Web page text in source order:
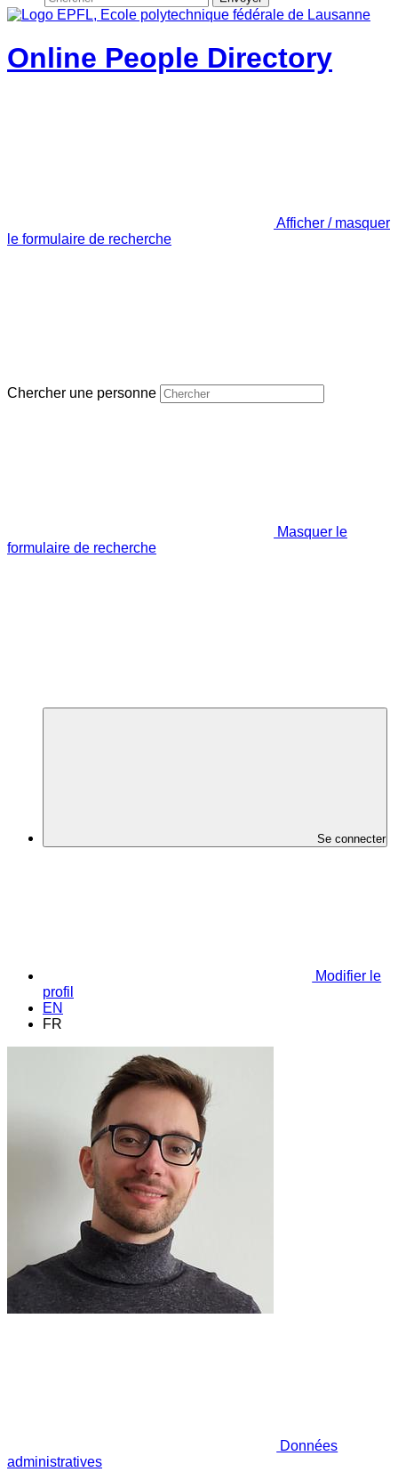
Online People Directory
Afficher / masquer
le formulaire de recherche
Chercher une personne
Masquer le
formulaire de recherche
Se connecter
Modifier le
profil
EN
FR
Données
administratives